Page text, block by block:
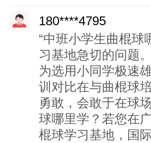
180****4795
“中班小学生曲棍球
习基地急切的问题
为选用小同学极速
训对比在与曲棍球
勇敢，会敢于在球
球哪里学？若您在
棍球学习基地，国